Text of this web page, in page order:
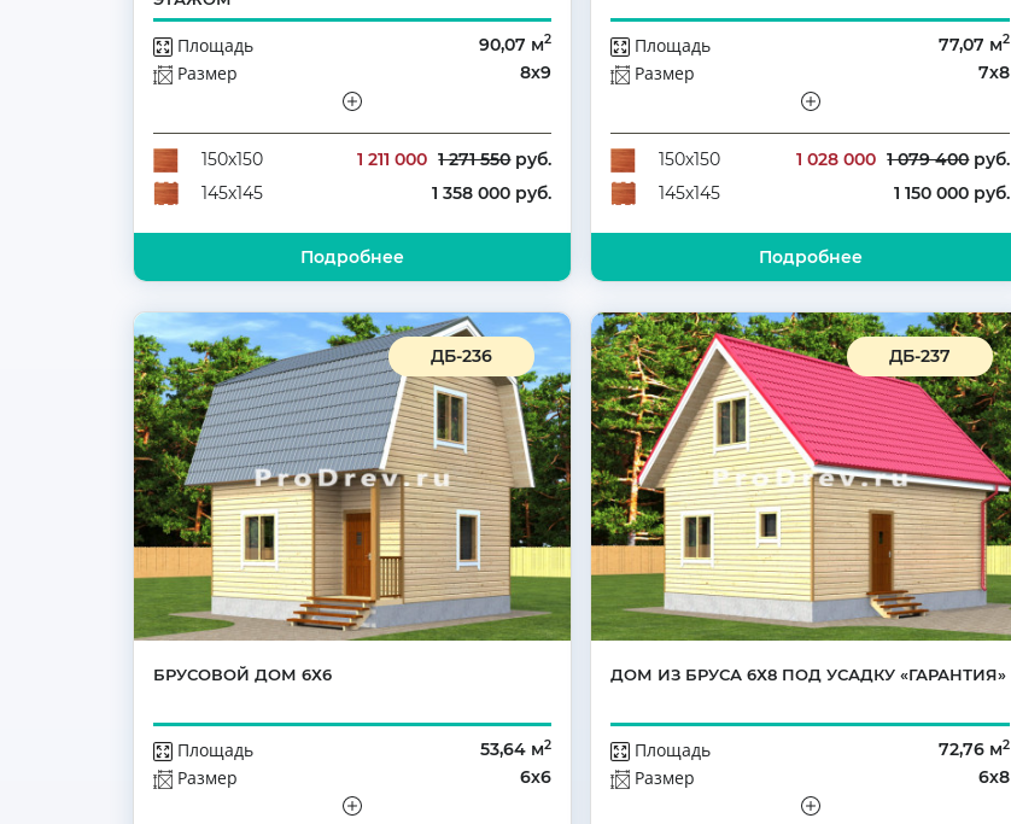
Площадь 90,07 м2
Размер 8х9
Количество комнат
3
150х150
1 211 000 1 271 550руб.
145х145
1 358 000 руб.
Подробнее
Площадь 77,07 м2
Размер 7х8
Количество комнат
4
150х150
1 028 000 1 079 400руб.
145х145
1 150 000 руб.
Подробнее
ДБ-236
БРУСОВОЙ ДОМ 6Х6
Площадь 53,64 м2
Размер 6х6
ДБ-237
ДОМ ИЗ БРУСА 6Х8 ПОД УСАДКУ «ГАРАНТИЯ»
Площадь 72,76 м2
Размер 6х8